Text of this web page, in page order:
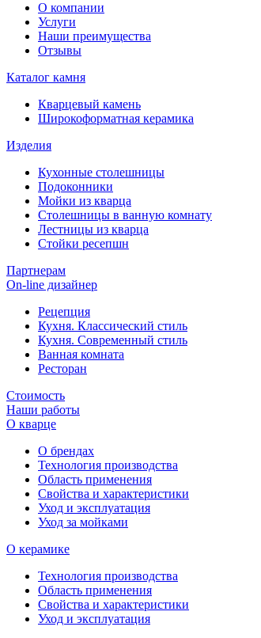
О компании
Услуги
Наши преимущества
Отзывы
Каталог камня
Кварцевый камень
Широкоформатная керамика
Изделия
Кухонные столешницы
Подоконники
Мойки из кварца
Столешницы в ванную комнату
Лестницы из кварца
Стойки ресепшн
Партнерам
On-line дизайнер
Рецепция
Кухня. Классический стиль
Кухня. Современный стиль
Ванная комната
Ресторан
Стоимость
Наши работы
О кварце
О брендах
Технология производства
Область применения
Свойства и характеристики
Уход и эксплуатация
Уход за мойками
О керамике
Технология производства
Область применения
Свойства и характеристики
Уход и эксплуатация